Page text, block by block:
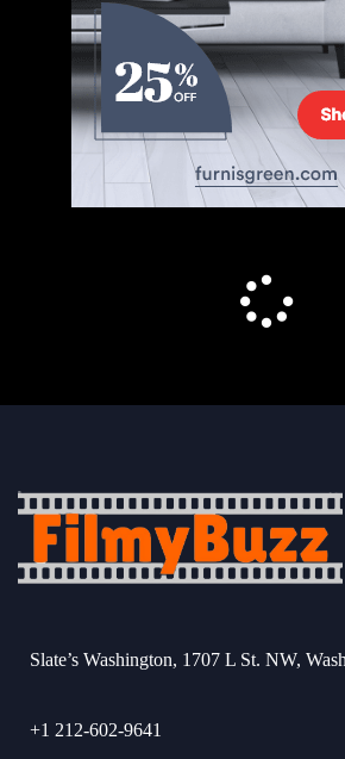
Slate’s Washington, 1707 L St. NW,
+1 212-602-9641